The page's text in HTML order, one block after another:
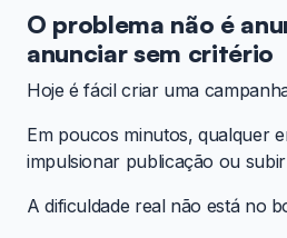
O problema não é
anunciar sem critério
Hoje é fácil criar uma
Em poucos minutos, qualquer
impulsionar publicação ou
A dificuldade real não está no